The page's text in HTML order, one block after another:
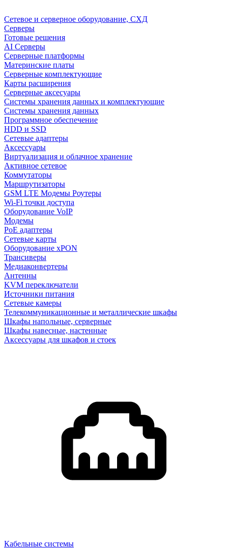
Сетевое и серверное оборудование, СХД
Cерверы
Готовые решения
AI Серверы
Серверные платформы
Материнские платы
Серверные комплектующие
Карты расширения
Серверные аксесуары
Системы хранения данных и комплектующие
Системы хранения данных
Программное обеспечение
HDD и SSD
Сетевые адаптеры
Аксессуары
Виртуализация и облачное хранение
Активное сетевое
Коммутаторы
Маршрутизаторы
GSM LTE Модемы Роутеры
Wi-Fi точки доступа
Оборудование VoIP
Модемы
PoE адаптеры
Сетевые карты
Оборудование xPON
Трансиверы
Медиаконвертеры
Антенны
KVM переключатели
Источники питания
Сетевые камеры
Телекоммуникационные и металлические шкафы
Шкафы напольные, серверные
Шкафы навесные, настенные
Аксессуары для шкафов и стоек
Кабельные системы